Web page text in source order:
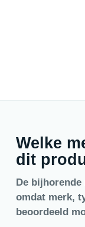
Welke
dit
De
omdat merk,
beoordeeld